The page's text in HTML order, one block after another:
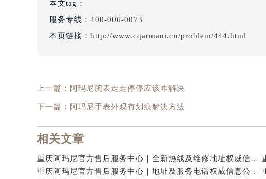
本文tag：
服务专线： 400-006-0073
本页链接： http://www.cqarmani.cn/problem/444.html
上一篇： 阿玛尼腕表走走停停应该咋解决
下一篇： 阿玛尼手表外观有划痕解决方法
相关文章
重庆阿玛尼官方售后服务中心｜全新热线及维修地址权威信息公示（2026年7月最新）
重庆阿玛尼官方售后服务中心｜地址及服务电话权威信息公示（2026年7月最新）